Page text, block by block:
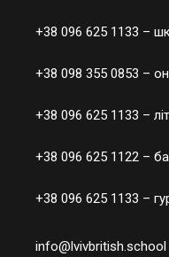
+38 096 625 1133 –
+38 098 355 0853 –
+38 096 625 1133 –
+38 096 625 1122 –
+38 096 625 1133 –
info@lvivbritish.school